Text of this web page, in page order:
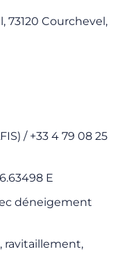
73120 Courchevel,
/ +33 4 79 08 25
E
déneigement
ravitaillement,